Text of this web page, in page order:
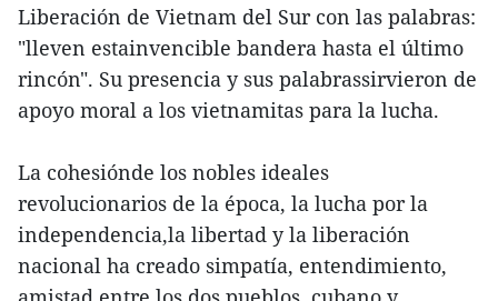
Liberación de Vietnam del Sur con las palabras:
"lleven estainvencible bandera hasta el último
rincón". Su presencia y sus palabrassirvieron de
apoyo moral a los vietnamitas para la lucha.
La cohesiónde los nobles ideales
revolucionarios de la época, la lucha por la
independencia,la libertad y la liberación
nacional ha creado simpatía, entendimiento,